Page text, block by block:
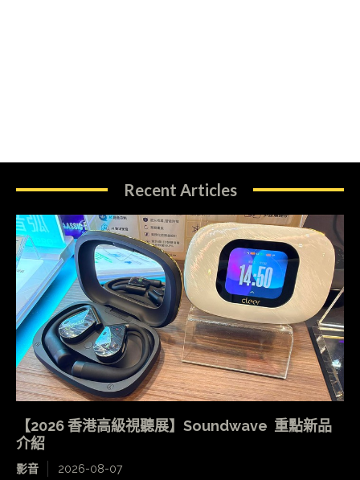
Recent Articles
【2026 香港高級視聽展】Soundwave 重點新品
介紹
影音 2026-08-07